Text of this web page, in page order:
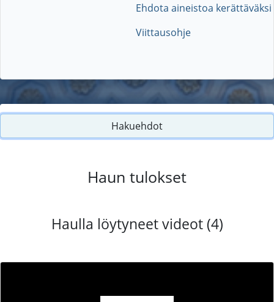
Ehdota aineistoa kerättäväksi
Viittausohje
Hakuehdot
Haun tulokset
Haulla löytyneet videot (4)